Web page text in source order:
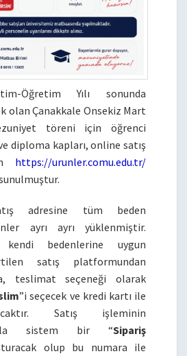
Öğretim Yılı sonunda
olan Çanakkale Onsekiz Mart
töreni için öğrenci
diploma kapları, online satış
https://urunler.comu.edu.tr/
adresine tüm beden
ayrı ayrı yüklenmiştir.
kendi bedenlerine uygun
satış platformundan
teslimat seçeneği olarak
”i seçecek ve kredi kartı ile
Satış işleminin
sistem bir “Sipariş
olup bu numara ile